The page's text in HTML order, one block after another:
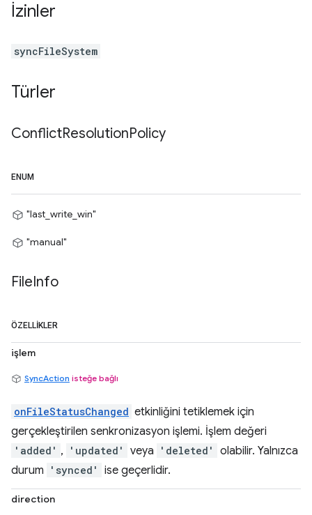
İzinler
syncFileSystem
Türler
ConflictResolutionPolicy
ENUM
"last_write_win"
"manual"
FileInfo
ÖZELLIKLER
işlem
SyncAction isteğe bağlı
onFileStatusChanged etkinliğini tetiklemek için
gerçekleştirilen senkronizasyon işlemi. İşlem değeri
'added' , 'updated' veya 'deleted'
olabilir. Yalnızca
durum
'synced' ise geçerlidir.
direction